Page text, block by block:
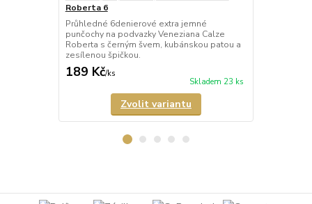
Roberta 6
Průhledné 6denierové extra jemné
punčochy na podvazky Veneziana Calze
Roberta s černým švem, kubánskou patou a
zesílenou špičkou.
189 Kč/ks
Skladem 23 ks
Zvolit variantu